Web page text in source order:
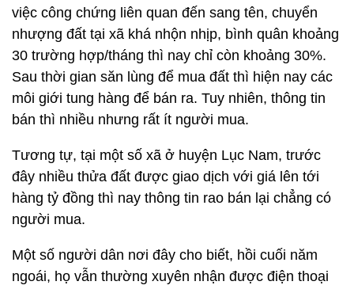
việc công chứng liên quan đến sang tên, chuyển
nhượng đất tại xã khá nhộn nhịp, bình quân khoảng
30 trường hợp/tháng thì nay chỉ còn khoảng 30%.
Sau thời gian săn lùng để mua đất thì hiện nay các
môi giới tung hàng để bán ra. Tuy nhiên, thông tin
bán thì nhiều nhưng rất ít người mua.
Tương tự, tại một số xã ở huyện Lục Nam, trước
đây nhiều thửa đất được giao dịch với giá lên tới
hàng tỷ đồng thì nay thông tin rao bán lại chẳng có
người mua.
Một số người dân nơi đây cho biết, hồi cuối năm
ngoái, họ vẫn thường xuyên nhận được điện thoại